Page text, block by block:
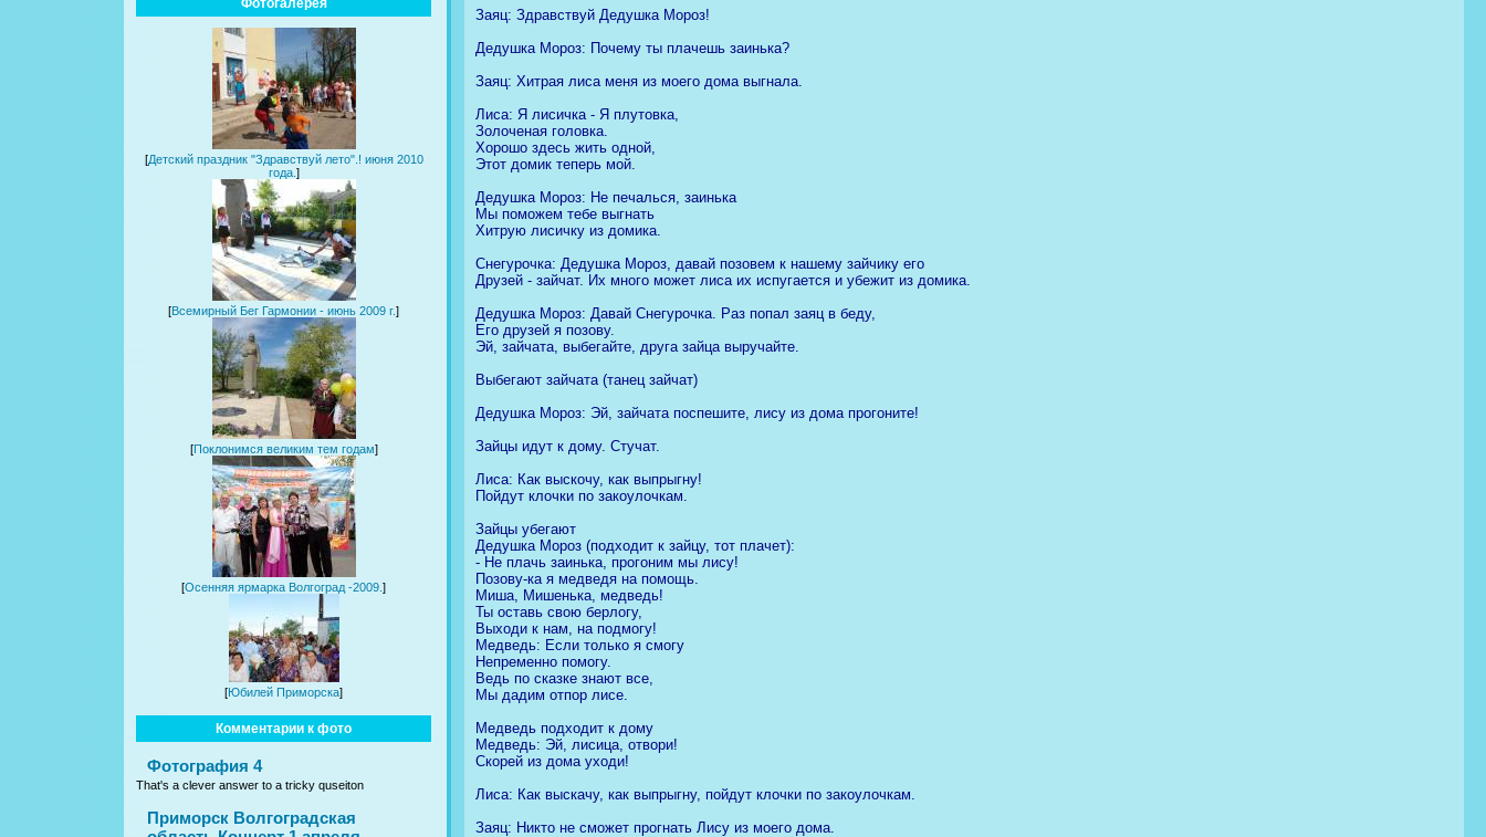
Фотогалерея
[Детский праздник "Здравствуй лето".! июня 2010
года. ]
[Всемирный Бег Гармонии - июнь 2009 г.]
[Поклонимся великим тем годам]
[Осенняя ярмарка Волгоград -2009. ]
[Юбилей Приморска]
Комментарии к фото
Фотография 4
That's a clever answer to a tricky quseiton
Приморск Волгоградская
Заяц: Здравствуй Дедушка Мороз!
Дедушка Мороз: Почему ты плачешь заинька?
Заяц: Хитрая лиса меня из моего дома выгнала.
Лиса: Я лисичка - Я плутовка,
Золоченая головка.
Хорошо здесь жить одной,
Этот домик теперь мой.
Дедушка Мороз: Не печалься, заинька
Мы поможем тебе выгнать
Хитрую лисичку из домика.
Снегурочка: Дедушка Мороз, давай позовем к нашему зайчику его
Друзей - зайчат. Их много может лиса их испугается и убежит из домика.
Дедушка Мороз: Давай Снегурочка. Раз попал заяц в беду,
Его друзей я позову.
Эй, зайчата, выбегайте, друга зайца выручайте.
Выбегают зайчата (танец зайчат)
Дедушка Мороз: Эй, зайчата поспешите, лису из дома прогоните!
Зайцы идут к дому. Стучат.
Лиса: Как выскочу, как выпрыгну!
Пойдут клочки по закоулочкам.
Зайцы убегают
Дедушка Мороз (подходит к зайцу, тот плачет):
- Не плачь заинька, прогоним мы лису!
Позову-ка я медведя на помощь.
Миша, Мишенька, медведь!
Ты оставь свою берлогу,
Выходи к нам, на подмогу!
Медведь: Если только я смогу
Непременно помогу.
Ведь по сказке знают все,
Мы дадим отпор лисе.
Медведь подходит к дому
Медведь: Эй, лисица, отвори!
Скорей из дома уходи!
Лиса: Как выскачу, как выпрыгну, пойдут клочки по закоулочкам.
Заяц: Никто не сможет прогнать Лису из моего дома.